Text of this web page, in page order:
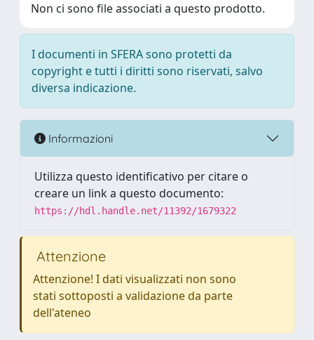
Non ci sono file associati a questo prodotto.
I documenti in SFERA sono protetti da
copyright e tutti i diritti sono riservati, salvo
diversa indicazione.
Informazioni
Utilizza questo identificativo per citare o
creare un link a questo documento:
https://hdl.handle.net/11392/1679322
Attenzione
Attenzione! I dati visualizzati non sono
stati sottoposti a validazione da parte
dell'ateneo